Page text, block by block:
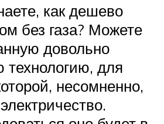
как дешево
без газа? Можете
довольно
для
несомненно,